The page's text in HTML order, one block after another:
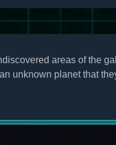
areas of the
unknown planet that